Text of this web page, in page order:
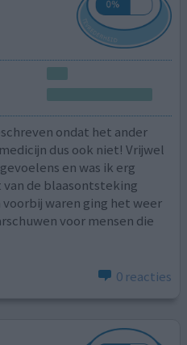
ondat het ander
dus ook niet! Vrijwel
en was ik erg
de blaasontsteking
voorbij waren ging het weer
voor mensen die
0 reacties